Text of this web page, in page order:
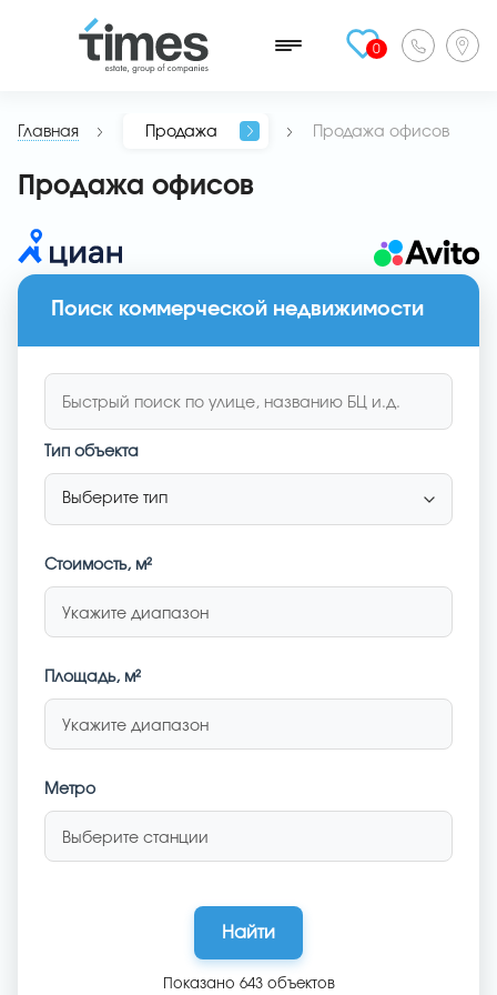
0
Главная Продажа Продажа офисов
Продажа офисов
Поиск коммерческой недвижимости
Тип объекта
Стоимость, м²
Укажите диапазон
Площадь, м²
Укажите диапазон
Метро
Выберите станции
Найти
Показано 643объектов